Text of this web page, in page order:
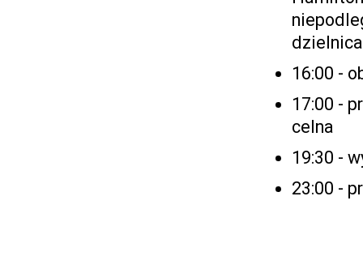
16:00 -
17:00 -
celna
19:30 -
23:00 -